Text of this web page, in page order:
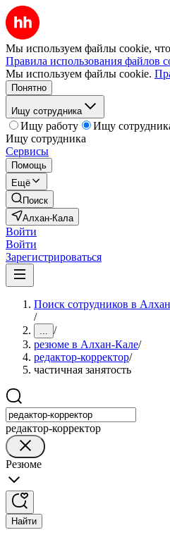
Мы используем файлы cookie,
Правила использования файлов
Мы используем файлы cookie.
Понятно
Ищу сотрудника
Ищу работу
Ищу
Ищу сотрудника
Сервисы
Помощь
Ещё
Поиск
Алхан-Кала
Войти
Войти
Зарегистрироваться
Поиск сотрудников в
/
... /
резюме в Алхан-Кале/
редактор-корректор/
частичная занятость
редактор-корректор
Резюме
Найти